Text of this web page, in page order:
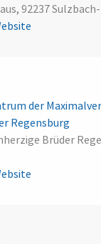
92237
der
Regensburg
Brüder